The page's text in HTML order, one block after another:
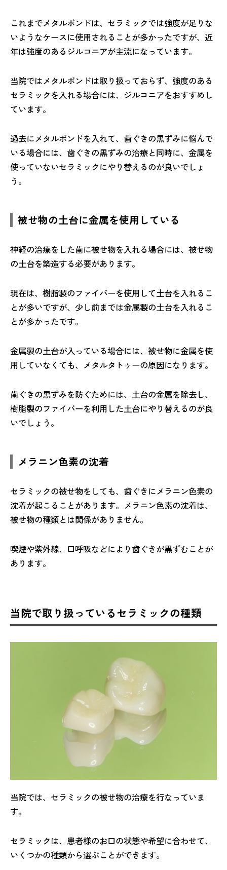
これまでメタルボンドは、セラミックでは強度が足りな
いようなケースに使用されることが多かったですが、近
年は強度のあるジルコニアが主流になっています。
当院ではメタルボンドは取り扱っておらず、強度のある
セラミックを入れる場合には、ジルコニアをおすすめし
ています。
過去にメタルボンドを入れて、歯ぐきの黒ずみに悩んで
いる場合には、歯ぐきの黒ずみの治療と同時に、金属を
使っていないセラミックにやり替えるのが良いでしょ
う。
被せ物の土台に金属を使用している
神経の治療をした歯に被せ物を入れる場合には、被せ物
の土台を築造する必要があります。
現在は、樹脂製のファイバーを使用して土台を入れるこ
とが多いですが、少し前までは金属製の土台を入れるこ
とが多かったです。
金属製の土台が入っている場合には、被せ物に金属を使
用していなくても、メタルタトゥーの原因になります。
歯ぐきの黒ずみを防ぐためには、土台の金属を除去し、
樹脂製のファイバーを利用した土台にやり替えるのが良
いでしょう。
メラニン色素の沈着
セラミックの被せ物をしても、歯ぐきにメラニン色素の
沈着が起こることがあります。メラニン色素の沈着は、
被せ物の種類とは関係がありません。
喫煙や紫外線、口呼吸などにより歯ぐきが黒ずむことが
あります。
当院で取り扱っているセラミックの種類
当院では、セラミックの被せ物の治療を行なっていま
す。
セラミックは、患者様のお口の状態や希望に合わせて、
いくつかの種類から選ぶことができます。